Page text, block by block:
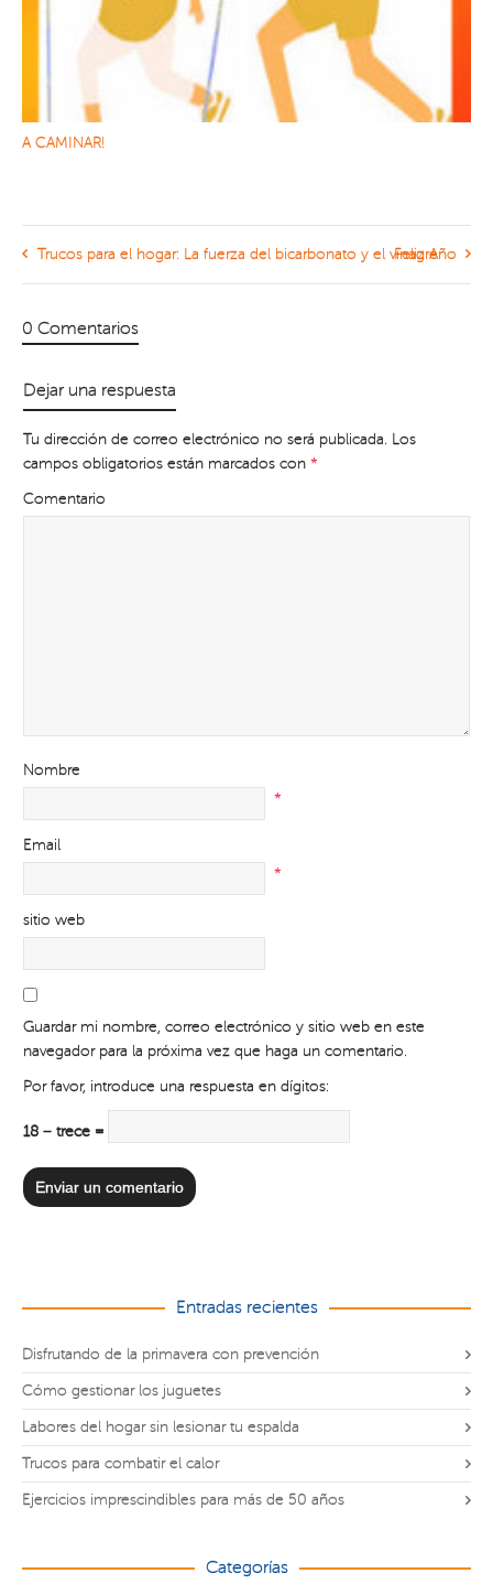
A CAMINAR!
Trucos para el hogar: La fuerza del bicarbonato y el vinagre
Feliz Año
0 Comentarios
Dejar una respuesta
Tu dirección de correo electrónico no será publicada. Los
campos obligatorios están marcados con *
Comentario
Nombre
*
Email
*
sitio web
Guardar mi nombre, correo electrónico y sitio web en este
navegador para la próxima vez que haga un comentario.
Por favor, introduce una respuesta en dígitos:
18 − trece =
Entradas recientes
Disfrutando de la primavera con prevención
Cómo gestionar los juguetes
Labores del hogar sin lesionar tu espalda
Trucos para combatir el calor
Ejercicios imprescindibles para más de 50 años
Categorías